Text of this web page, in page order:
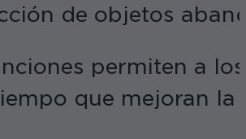
de objetos
permiten a
que mejoran